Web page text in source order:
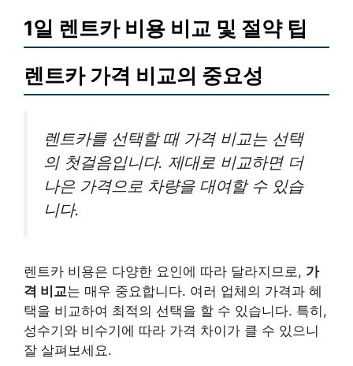
1일 렌트카 비용 비교 및 절약 팁
렌트카 가격 비교의 중요성
렌트카를 선택할 때 가격 비교는 선택
의 첫걸음입니다. 제대로 비교하면 더
나은 가격으로 차량을 대여할 수 있습
니다.
렌트카 비용은 다양한 요인에 따라 달라지므로, 가
격 비교는 매우 중요합니다. 여러 업체의 가격과 혜
택을 비교하여 최적의 선택을 할 수 있습니다. 특히,
성수기와 비수기에 따라 가격 차이가 클 수 있으니
잘 살펴보세요.